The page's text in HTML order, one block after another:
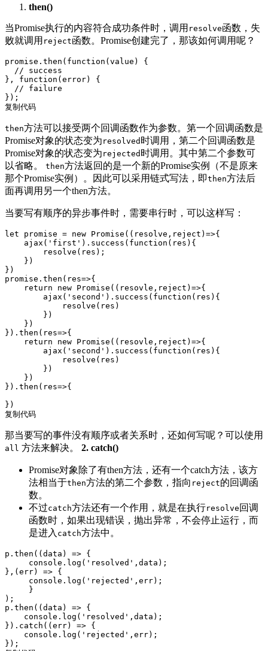
then()
当Promise执行的内容符合成功条件时，调用 resolve函数，失
败就调用 reject函数。Promise创建完了，那该如何调用呢？
promise.then(function(value) {
  // success
}, function(error) {
  // failure
复制代码
then方法可以接受两个回调函数作为参数。第一个回调函数是
Promise对象的状态变为 resolved 时调用，第二个回调函数是
Promise对象的状态变为 rejected 时调用。其中第二个参数可
以省略。 then方法返回的是一个新的Promise实例（不是原来
那个Promise实例）。因此可以采用链式写法，即then方法后
面再调用另一个then方法。
当要写有顺序的异步事件时，需要串行时，可以这样写：
let promise = new Promise ( ( resolve,reject )=>{
    ajax(
'first' ).success( function ( res ) {
        resolve(res);
    })
})
promise.then( res=>{
return
new Promise ( ( resovle,reject )=>{
        ajax(
'second' ).success( function ( res ) {
            resolve(res)
        })
    })
}).then( res=>{
return
new Promise ( ( resovle,reject )=>{
        ajax(
'second' ).success( function ( res ) {
            resolve(res)
        })
    })
}).then( res=>{
复制代码
那当要写的事件没有顺序或者关系时，还如何写呢？可以使用
all 方法来解决。 2. catch()
Promise对象除了有then方法，还有一个catch方法，该方
法相当于then方法的第二个参数，指向 reject的回调函
数。
不过catch方法还有一个作用，就是在执行resolve 回调
函数时，如果出现错误，抛出异常，不会停止运行，而
是进入 catch方法中。
p.then( (data ) => {
console .log( 'resolved' ,data);
}, (err) => {
console .log( 'rejected' ,err);
     }
);
p.then( (data ) => {
console .log( 'resolved' ,data);
}).catch( (err) => {
console .log( 'rejected' ,err);